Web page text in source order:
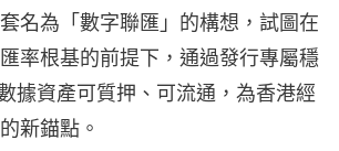
名為「數字聯匯」的構想，試圖在
率根基的前提下，通過發行專屬穩
據資產可質押、可流通，為香港經
新錨點。